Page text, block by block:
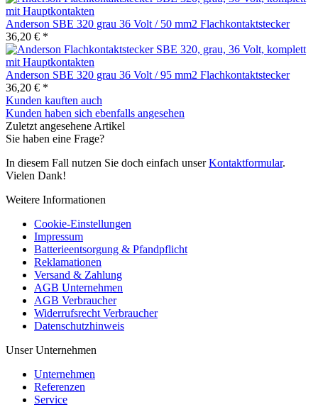
Anderson SBE 320 grau 36 Volt / 50 mm2 Flachkontaktstecker
36,20 € *
Anderson SBE 320 grau 36 Volt / 95 mm2 Flachkontaktstecker
36,20 € *
Kunden kauften auch
Kunden haben sich ebenfalls angesehen
Zuletzt angesehene Artikel
Sie haben eine Frage?
In diesem Fall nutzen Sie doch einfach unserKontaktformular.
Vielen Dank!
Weitere Informationen
Cookie-Einstellungen
Impressum
Batterieentsorgung & Pfandpflicht
Reklamationen
Versand & Zahlung
AGB Unternehmen
AGB Verbraucher
Widerrufsrecht Verbraucher
Datenschutzhinweis
Unser Unternehmen
Unternehmen
Referenzen
Service